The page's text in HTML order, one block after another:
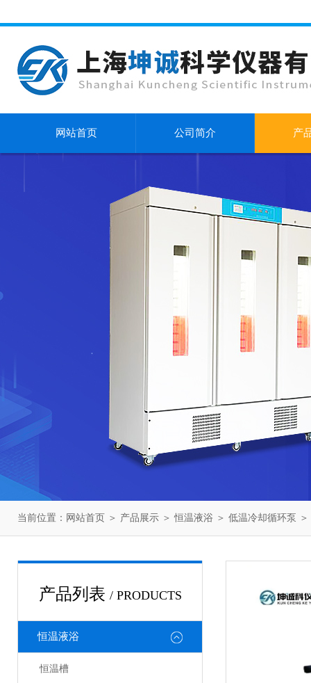
网站首页 公司简介 产
当前位置： 网站首页 ＞ 产品展示 ＞恒温液浴 ＞ 低温冷却循环泵
产品列表 / PRODUCTS
恒温液浴
恒温槽